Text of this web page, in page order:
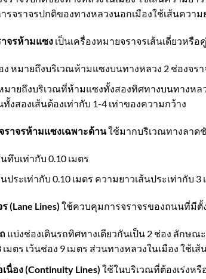
รจราจรปกติของทางหลวงนอกเมืองใช้เส้นความ
จรห้ามแซง เป็นเครื่องหมายจราจรเส้นเดี่ยวหรื
ง หมายถึงบริเวณห้ามแซงบนทางหลวง 2 ช่องจร
มายถึงบริเวณที่ห้ามแซงทั้งสองทิศทางบนทางหล
งสองเส้นต้องเท่ากับ 1-4 เท่าของความกว้าง
ราจรห้ามแซงเฉพาะด้านใช้มากบริเวณทางลาด
ทึบเท่ากับ 0.10 เมตร
ประเท่ากับ 0.10 เมตร ความยาวเส้นประเท่ากับ 3
(Lane Lines) ใช้ควบคุมการจราจรของถนนที่มีตั้
แบ่งช่องเดินรถทิศทางเดียวกันเป็น 2 ช่อง ลักษณ
เมตร เว้นช่อง 9 เมตร ส่วนทางหลวงในเมือง ใช้เส้
นื่อง (Continuity Lines) ใช้ในบริเวณที่ต้องเร่งหรื